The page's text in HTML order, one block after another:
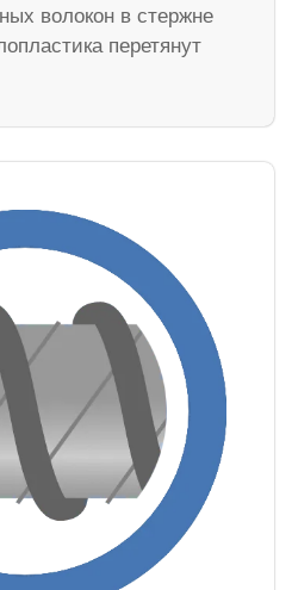
волокон в стержне
перетянут